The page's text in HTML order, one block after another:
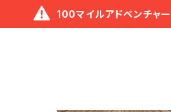
100マイルアドベンチャ